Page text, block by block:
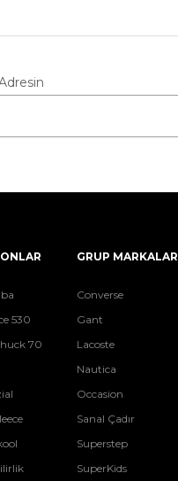
530
70
GRUP MARKALAR
Converse
Gant
Lacoste
Nautica
Occasion
Sanal Çadır
Superstep
SuperKids